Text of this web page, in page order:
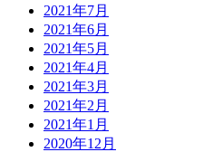
2021年7月
2021年6月
2021年5月
2021年4月
2021年3月
2021年2月
2021年1月
2020年12月